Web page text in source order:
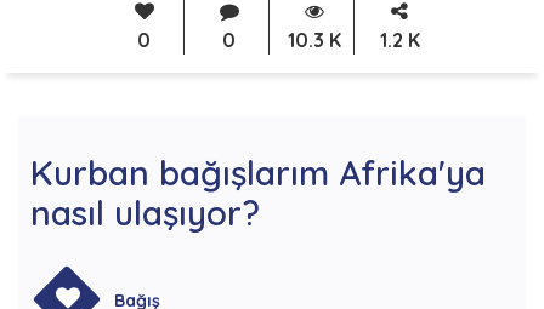
0 0 10.3 K 1.2 K
Kurban bağışlarım Afrika'ya
nasıl ulaşıyor?
Bağış